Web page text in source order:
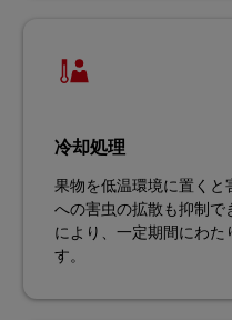
冷却処理
果物を低温環境に置く
への害虫の拡散も抑制で
により、一定期間にわた
す。